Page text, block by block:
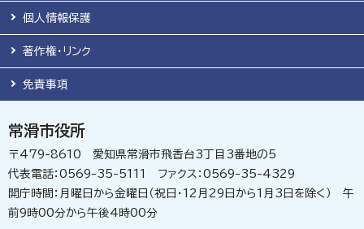
個人情報保護
著作権・リンク
免責事項
常滑市役所
〒479-8610 愛知県常滑市飛香台3丁目3番地の5
代表電話：0569-35-5111 ファクス：0569-35-4329
開庁時間：月曜日から金曜日（祝日・12月29日から1月3日を除く） 午
前9時00分から午後4時00分